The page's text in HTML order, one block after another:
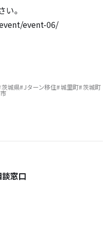
。
event-06/
茨城県 Jターン移住 城里町 茨城町
窓口